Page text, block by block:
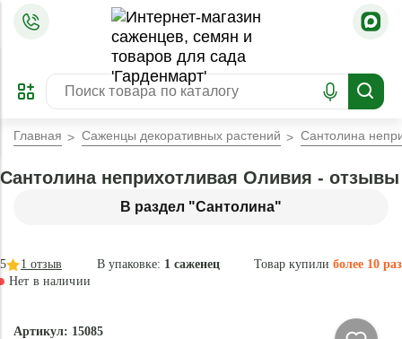
ПРЕДЗАКАЗ
ЗАБРОНИРОВАТЬ
ЛУЧШЕЕ
Главная Саженцы декоративных растений Сантолина
В раздел "Сантолина"
Сантолина неприхотливая Оливия - отзывы
В упаковке: 1 саженец Товар купили более 10 раз
5 1 отзыв
Нет в наличии
Артикул: 15085